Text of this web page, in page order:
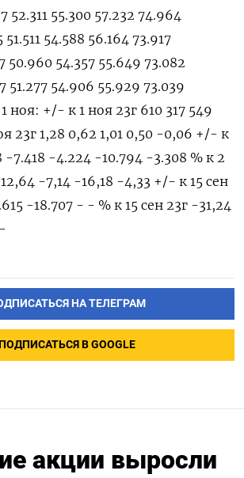
52.311 55.300 57.232 74.964
51.511 54.588 56.164 73.917
50.960 54.357 55.649 73.082
51.277 54.906 55.929 73.039
ноя: +/- к 1 ноя 23г 610 317 549
23г 1,28 0,62 1,01 0,50 -0,06 +/- к
-7.418 -4.224 -10.794 -3.308 % к 2
-7,14 -16,18 -4,33 +/- к 15 сен
-18.707 - - % к 15 сен 23г -31,24
НА ТЕЛЕГРАМ
В GOOGLE
акции выросли